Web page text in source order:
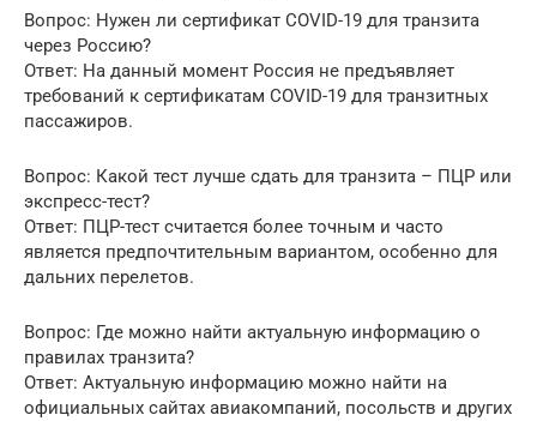
Вопрос: Нужен ли сертификат COVID-19 для транзита
через Россию?
Ответ: На данный момент Россия не предъявляет
требований к сертификатам COVID-19 для транзитных
пассажиров.
Вопрос: Какой тест лучше сдать для транзита – ПЦР или
экспресс-тест?
Ответ: ПЦР-тест считается более точным и часто
является предпочтительным вариантом, особенно для
дальних перелетов.
Вопрос: Где можно найти актуальную информацию о
правилах транзита?
Ответ: Актуальную информацию можно найти на
официальных сайтах авиакомпаний, посольств и других